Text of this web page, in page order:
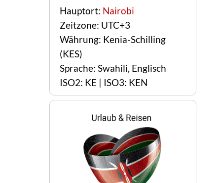
Hauptort: Nairobi
Zeitzone: UTC+3
Währung: Kenia-Schilling
(KES)
Sprache: Swahili, Englisch
ISO2: KE | ISO3: KEN